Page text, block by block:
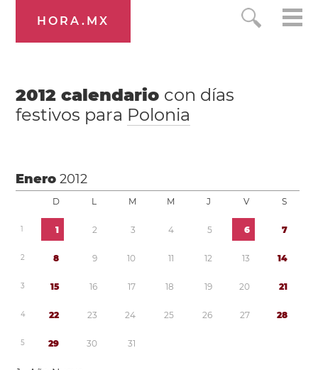
HORA.MX
2012 calendario con días
festivos para Polonia
Enero2012
D L M M J V S
1 1 2 3 4 5 6 7
2 8 9 10 11 12 13 14
3 15 16 17 18 19 20 21
4 22 23 24 25 26 27 28
5 29 30 31